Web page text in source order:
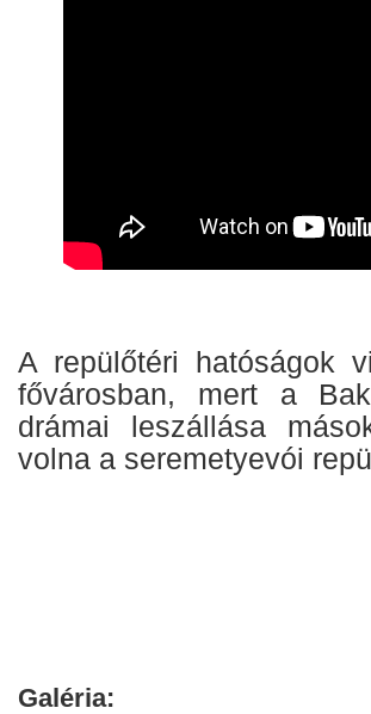
A repülőtéri hatóságok
fővárosban, mert a
drámai leszállása
volna a seremetyevói
Galéria: